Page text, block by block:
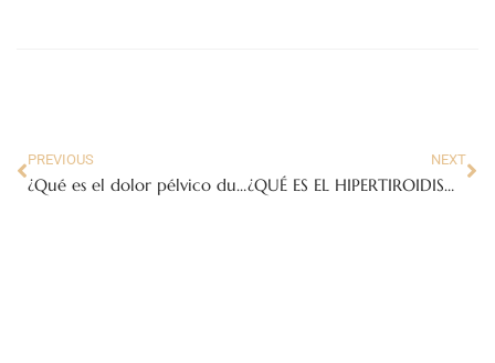
PREVIOUS
¿Qué es el dolor pélvico durante el embarazo?
NEXT
¿QUÉ ES EL HIPERTIROIDISMO Y POR QUÉ IMPORTA EN EL EMBARAZO?